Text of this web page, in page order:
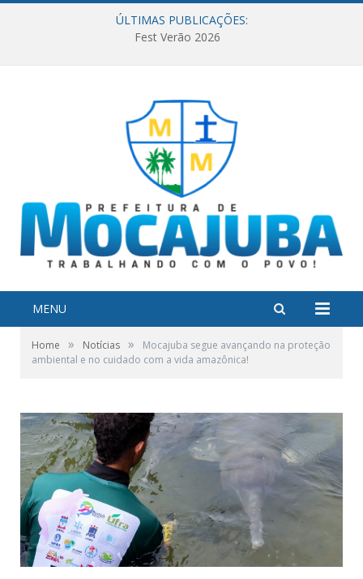
ÚLTIMAS PUBLICAÇÕES:
Fest Verão 2026
MENU
Home » Notícias »
Mocajuba segue avançando na proteção
ambiental e no cuidado com a vida amazônica!